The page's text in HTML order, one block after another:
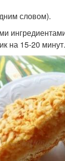
словом).
на 15-20 минут.